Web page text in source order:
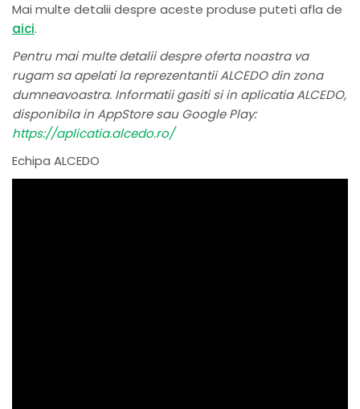
Mai multe detalii despre aceste produse puteti afla de
aici.
Pentru mai multe detalii despre oferta noastra va
rugam sa apelati la reprezentantii ALCEDO din zona
dumneavoastra. Informatii gasiti si in aplicatia ALCEDO,
disponibila in AppStore sau Google Play:
https://aplicatia.alcedo.ro/
Echipa ALCEDO